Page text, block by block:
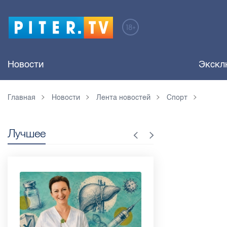
Новости
Главная Новости Лента новостей Спорт
Лучшее